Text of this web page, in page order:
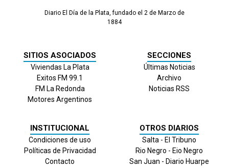
Diario El Día de la Plata, fundado el 2 de Marzo de
1884
SITIOS ASOCIADOS
Viviendas La Plata
Exitos FM 99.1
FM La Redonda
Motores Argentinos
SECCIONES
Últimas Noticias
Archivo
Noticias RSS
INSTITUCIONAL
Condiciones de uso
Políticas de Privacidad
Contacto
OTROS DIARIOS
Salta - El Tribuno
Rio Negro - Eio Negro
San Juan - Diario Huarpe